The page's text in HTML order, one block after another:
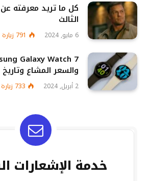
الثالث
6 مايو, 2024 791 زيارة
والسعر المشاع وتاريخ
2 أبريل, 2024 733 زيارة
خدمة الإشعارات